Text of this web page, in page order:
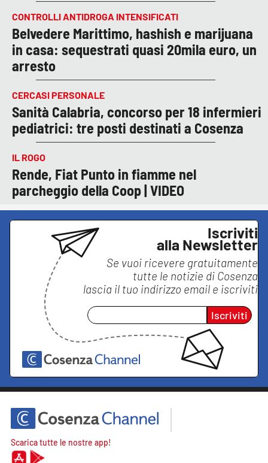
CONTROLLI ANTIDROGA INTENSIFICATI
Belvedere Marittimo, hashish e marijuana
in casa: sequestrati quasi 20mila euro, un
arresto
CERCASI PERSONALE
Sanità Calabria, concorso per 18 infermieri
pediatrici: tre posti destinati a Cosenza
IL ROGO
Rende, Fiat Punto in fiamme nel
parcheggio della Coop | VIDEO
Iscriviti
alla Newsletter
Se vuoi ricevere gratuitamente
tutte le notizie di Cosenza
lascia il tuo indirizzo email e iscriviti
Iscriviti
Scarica tutte le nostre app!